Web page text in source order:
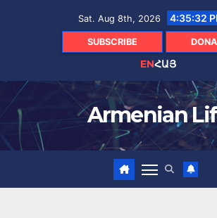
Sat. Aug 8th, 2026 4:35:33
SUBSCRIBE
ENՀԱՅ
Armenian